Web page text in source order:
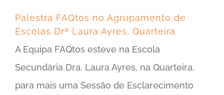
Palestra FAQtos no Agrupamento de
Escolas Drª Laura Ayres, Quarteira
A Equipa FAQtos esteve na Escola
Secundária Dra. Laura Ayres, na Quarteira,
para mais uma Sessão de Esclarecimento